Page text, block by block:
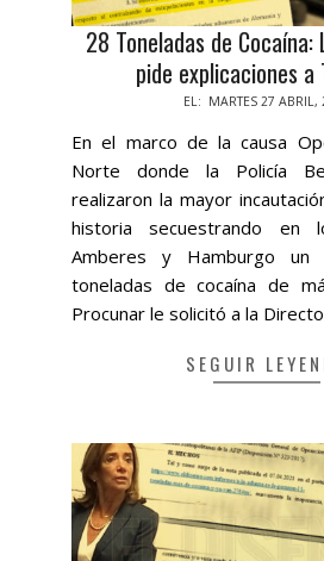
28 Toneladas de
pide explicaciones a
EL: MARTES 27 ABRIL,
En el marco de la causa
Norte donde la Policía
realizaron la mayor
historia secuestrando en
Amberes y Hamburgo
toneladas de cocaína de
Procunar le solicitó a la
SEGUIR